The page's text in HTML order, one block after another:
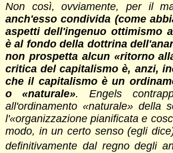
Non così, ovviamente, per il
anch'esso condivida (come
aspetti dell'ingenuo ottimismo
è al fondo della dottrina
non prospetta alcun «ritorno
critica del capitalismo è, anzi,
che il capitalismo è un
o «naturale». Engels
all'ordinamento «naturale» della
l'«organizzazione pianificata e
modo, in un certo senso (egli
definitivamente dal regno degli